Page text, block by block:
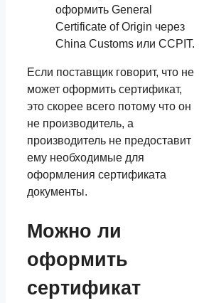
оформить General
Certificate of Origin через
China Customs или CCPIT.
Если поставщик говорит, что не
может оформить сертификат,
это скорее всего потому что он
не производитель, а
производитель не предоставит
ему необходимые для
оформления сертификата
документы.
Можно ли
оформить
сертификат